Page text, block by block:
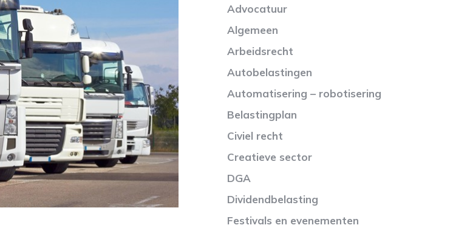
Advocatuur
Algemeen
Arbeidsrecht
Autobelastingen
Automatisering – robotisering
Belastingplan
Civiel recht
Creatieve sector
DGA
Dividendbelasting
Festivals en evenementen